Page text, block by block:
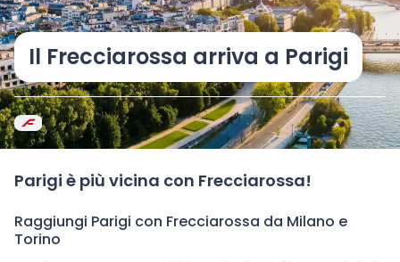
Il Frecciarossa arriva a Parigi
Parigi è più vicina con Frecciarossa!
Raggiungi Parigi con Frecciarossa da Milano e
Torino